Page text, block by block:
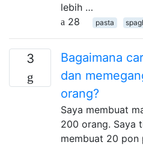
lebih …
28
pasta
3
Bagaimana
dan
orang?
Saya membuat
200 orang. Saya
membuat 20 pon